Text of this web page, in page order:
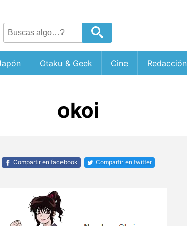
Otaku & Geek Cine Redacción
okoi
Compartir en facebook Compartir en twitter